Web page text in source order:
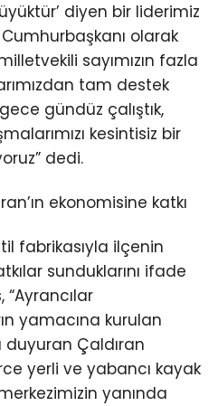
diyen bir liderimiz
olarak
sayımızın fazla
tam destek
gündüz çalıştık,
kesintisiz bir
dedi.
ekonomisine katkı
fabrikasıyla ilçenin
sunduklarını ifade
yamacına kurulan
duyuran Çaldıran
yerli ve yabancı kayak
yanında